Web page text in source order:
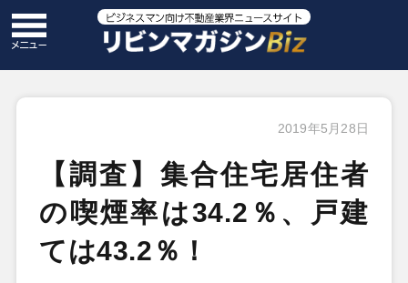
2019年5月28日
【調査】集合住宅居住者
の喫煙率は34.2％、戸建
ては43.2％！